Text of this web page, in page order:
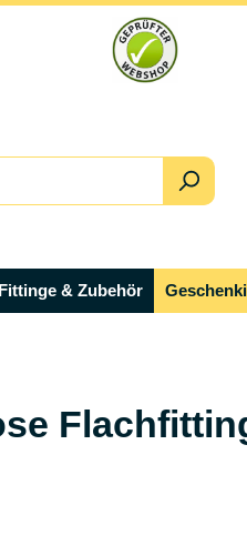
Fittinge & Zubehör